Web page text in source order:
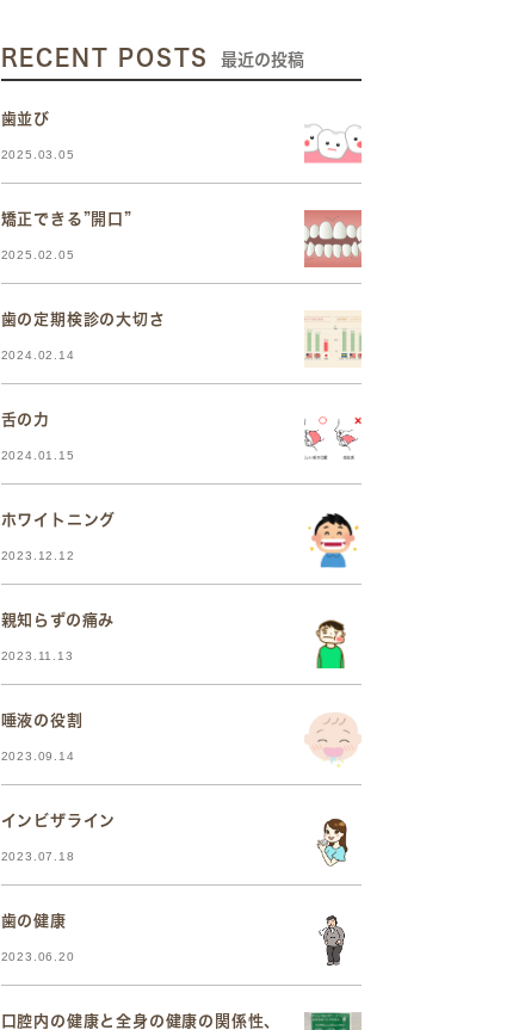
RECENT POSTS 最近の投稿
歯並び
2025.03.05
矯正できる”開口”
2025.02.05
歯の定期検診の大切さ
2024.02.14
舌の力
2024.01.15
ホワイトニング
2023.12.12
親知らずの痛み
2023.11.13
唾液の役割
2023.09.14
インビザライン
2023.07.18
歯の健康
2023.06.20
口腔内の健康と全身の健康の関係性、